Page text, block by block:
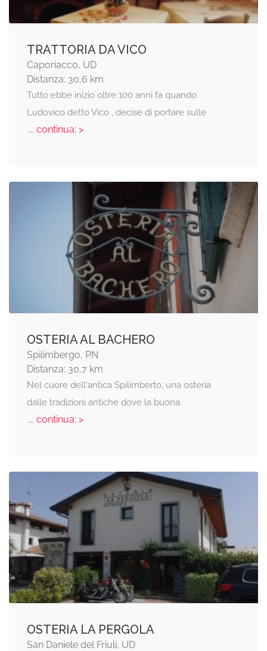
TRATTORIA DA VICO
Caporiacco, UD
Distanza: 30,6 km
Tutto ebbe inizio oltre 100 anni fa quando
Ludovico detto Vico , decise di portare sulle
... continua: >
OSTERIA AL BACHERO
Spilimbergo, PN
Distanza: 30,7 km
Nel cuore dell'antica Spilimberto, una osteria
dalle tradizioni antiche dove la buona
... continua: >
OSTERIA LA PERGOLA
San Daniele del Friuli, UD